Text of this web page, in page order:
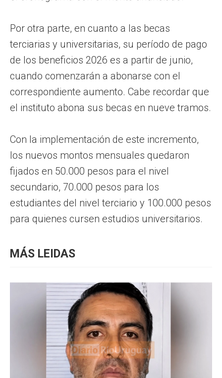
Por otra parte, en cuanto a las becas
terciarias y universitarias, su período de pago
de los beneficios 2026 es a partir de junio,
cuando comenzarán a abonarse con el
correspondiente aumento. Cabe recordar que
el instituto abona sus becas en nueve tramos.
Con la implementación de este incremento,
los nuevos montos mensuales quedaron
fijados en 50.000 pesos para el nivel
secundario, 70.000 pesos para los
estudiantes del nivel terciario y 100.000 pesos
para quienes cursen estudios universitarios.
MÁS LEIDAS